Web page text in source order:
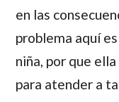
en las
problema aquí
niña, por que
para atender a